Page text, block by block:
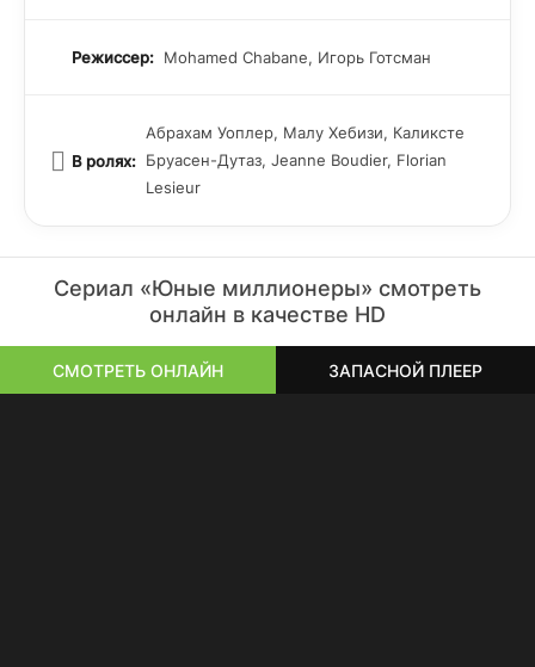
Режиссер: Mohamed Chabane, Игорь Готсман
В ролях:
Абрахам Уоплер, Малу Хебизи, Каликсте
Бруасен-Дутаз, Jeanne Boudier, Florian
Lesieur
Сериал «Юные миллионеры» смотреть
онлайн в качестве HD
СМОТРЕТЬ ОНЛАЙН ЗАПАСНОЙ ПЛЕЕР